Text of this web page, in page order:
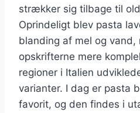
strækker sig tilbage til
Oprindeligt blev pasta
blanding af mel og
opskrifterne mere
regioner i Italien
varianter. I dag er pasta
favorit, og den findes i